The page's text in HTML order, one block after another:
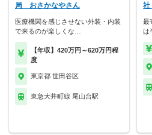
局 おさかなやさん
医療機関を感じさせない外装・内装
で来るのが楽しくな…
【年収】420万円～620万円程
度
東京都 世田谷区
東急大井町線 尾山台駅
最
は